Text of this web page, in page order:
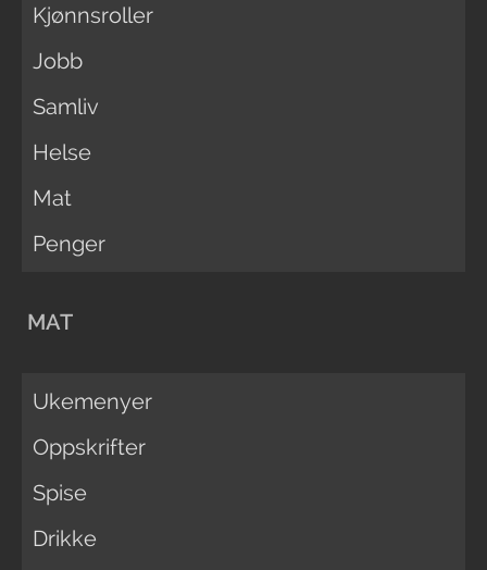
Kjønnsroller
Jobb
Samliv
Helse
Mat
Penger
MAT
Ukemenyer
Oppskrifter
Spise
Drikke